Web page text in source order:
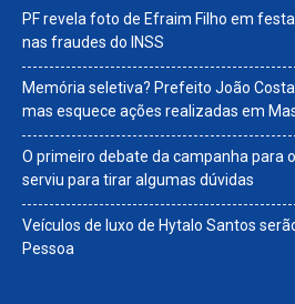
PF revela foto de Efraim Filho em
nas fraudes do INSS
Memória seletiva? Prefeito João
mas esquece ações realizadas em
O primeiro debate da campanha para
serviu para tirar algumas dúvidas
Veículos de luxo de Hytalo Santos
Pessoa